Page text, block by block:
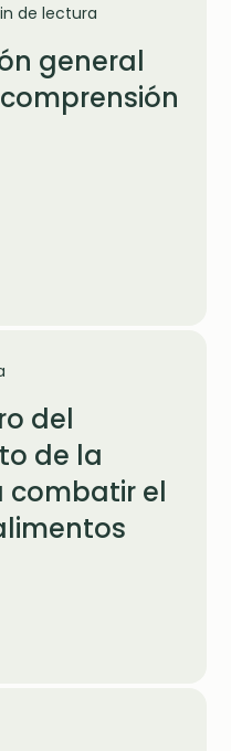
de lectura
general
del
de la
el